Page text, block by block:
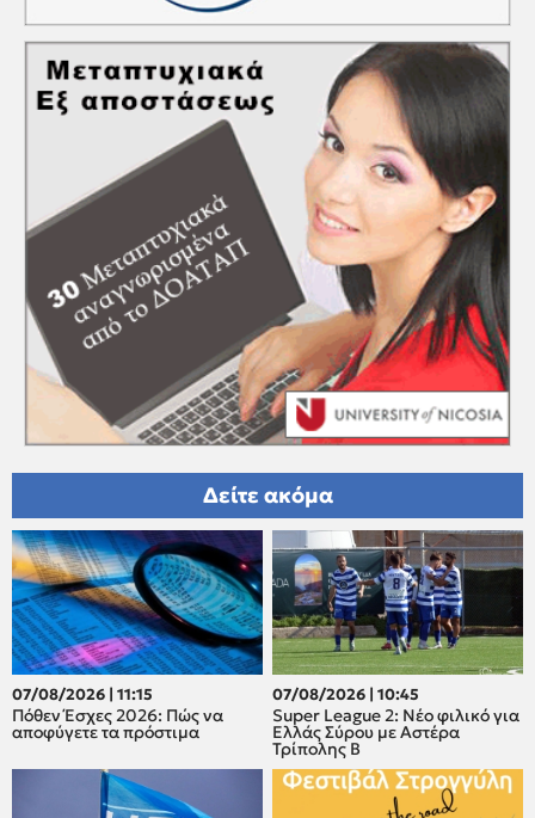
Δείτε ακόμα
07/08/2026 | 11:15
Πόθεν Έσχες 2026: Πώς να
αποφύγετε τα πρόστιμα
07/08/2026 | 10:45
Super League 2: Νέο φιλικό για
Ελλάς Σύρου με Αστέρα
Τρίπολης Β